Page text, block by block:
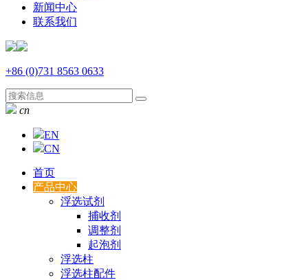
新闻中心
联系我们
+86 (0)731 8563 0633
cn
EN
CN
首页
产品中心
浮选试剂
捕收剂
调整剂
起泡剂
浮选柱
浮选柱配件